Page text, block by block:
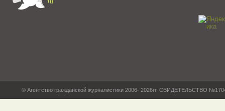
© Агентство гражданской журналистики 2006- 2026гг. СВИДЕТЕЛЬСТВО